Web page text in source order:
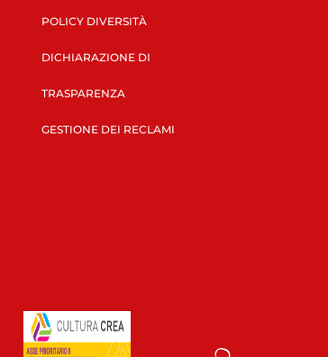
POLICY DIVERSITÀ
DICHIARAZIONE DI
TRASPARENZA
GESTIONE DEI RECLAMI